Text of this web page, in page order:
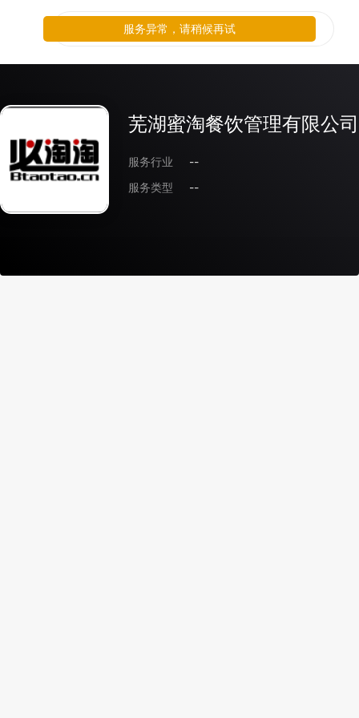
芜湖蜜淘餐饮管理有限公司
服务行业
--
服务类型
--
服务异常，请稍候再试